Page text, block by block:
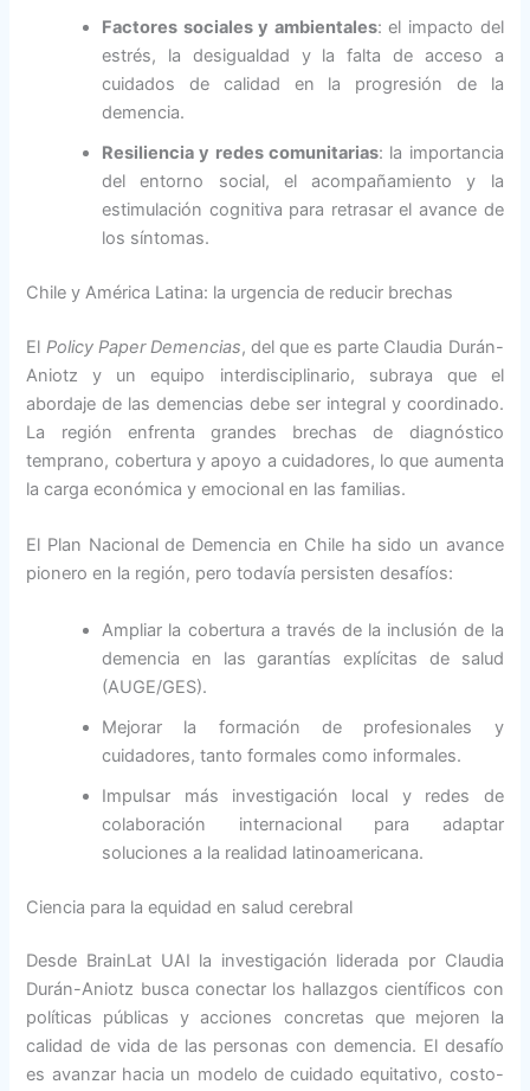
Factores sociales y ambientales: el impacto del
estrés, la desigualdad y la falta de acceso a
cuidados de calidad en la progresión de la
demencia.
Resiliencia y redes comunitarias: la importancia
del entorno social, el acompañamiento y la
estimulación cognitiva para retrasar el avance de
los síntomas.
Chile y América Latina: la urgencia de reducir brechas
El Policy Paper Demencias, del que es parte Claudia Durán-
Aniotz y un equipo interdisciplinario, subraya que el
abordaje de las demencias debe ser integral y coordinado.
La región enfrenta grandes brechas de diagnóstico
temprano, cobertura y apoyo a cuidadores, lo que aumenta
la carga económica y emocional en las familias.
El Plan Nacional de Demencia en Chile ha sido un avance
pionero en la región, pero todavía persisten desafíos:
Ampliar la cobertura a través de la inclusión de la
demencia en las garantías explícitas de salud
(AUGE/GES).
Mejorar la formación de profesionales y
cuidadores, tanto formales como informales.
Impulsar más investigación local y redes de
colaboración internacional para adaptar
soluciones a la realidad latinoamericana.
Ciencia para la equidad en salud cerebral
Desde BrainLat UAI la investigación liderada por Claudia
Durán-Aniotz busca conectar los hallazgos científicos con
políticas públicas y acciones concretas que mejoren la
calidad de vida de las personas con demencia. El desafío
es avanzar hacia un modelo de cuidado equitativo, costo-